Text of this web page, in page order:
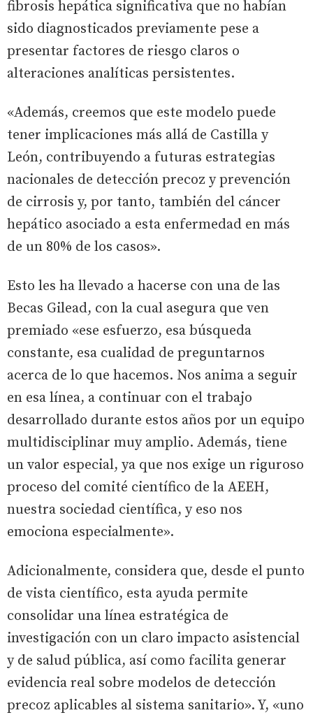
fibrosis hepática significativa que no habían
sido diagnosticados previamente pese a
presentar factores de riesgo claros o
alteraciones analíticas persistentes.
«Además, creemos que este modelo puede
tener implicaciones más allá de Castilla y
León, contribuyendo a futuras estrategias
nacionales de detección precoz y prevención
de cirrosis y, por tanto, también del cáncer
hepático asociado a esta enfermedad en más
de un 80% de los casos».
Esto les ha llevado a hacerse con una de las
Becas Gilead, con la cual asegura que ven
premiado «ese esfuerzo, esa búsqueda
constante, esa cualidad de preguntarnos
acerca de lo que hacemos. Nos anima a seguir
en esa línea, a continuar con el trabajo
desarrollado durante estos años por un equipo
multidisciplinar muy amplio. Además, tiene
un valor especial, ya que nos exige un riguroso
proceso del comité científico de la AEEH,
nuestra sociedad científica, y eso nos
emociona especialmente».
Adicionalmente, considera que, desde el punto
de vista científico, esta ayuda permite
consolidar una línea estratégica de
investigación con un claro impacto asistencial
y de salud pública, así como facilita generar
evidencia real sobre modelos de detección
precoz aplicables al sistema sanitario». Y, «uno